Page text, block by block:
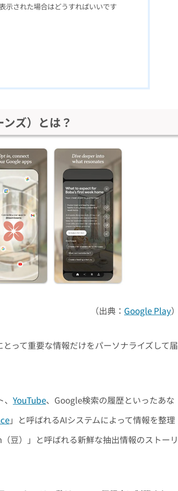
示された場合はどうすればいいです
ズ）とは？
（出典： Google Play）
って重要な情報だけをパーソナライズして届
YouTube、Google検索の履歴といったあな
」と呼ばれるAIシステムによって情報を整理
豆）」と呼ばれる新鮮な抽出情報のストーリ